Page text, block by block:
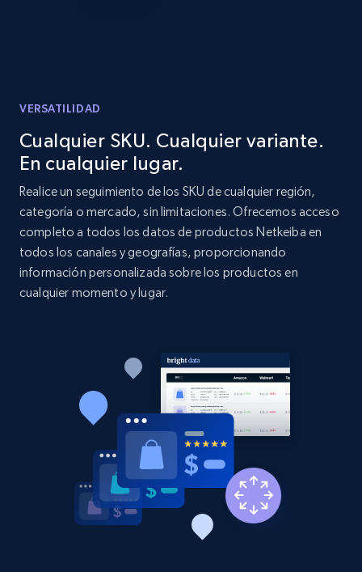
Etsy - Collect data on products using
specified keywords
URL, Product id, Listing inventory id, Title, Rating,
Reviews count shop, Reviews count item, Initial
price, and more.
1.9K+ 323+
Etsy - Collects data from shop's URL
URL, Product id, Listing inventory id, Title, Rating,
Reviews count shop, Reviews count item, Initial
price, and more.
323+ Comenzar ahora
VERSATILIDAD
Cualquier SKU. Cualquier variante.
En cualquier lugar.
Realice un seguimiento de los SKU de cualquier región,
categoría o mercado, sin limitaciones. Ofrecemos acceso
completo a todos los datos de productos Netkeiba en
todos los canales y geografías, proporcionando
información personalizada sobre los productos en
cualquier momento y lugar.